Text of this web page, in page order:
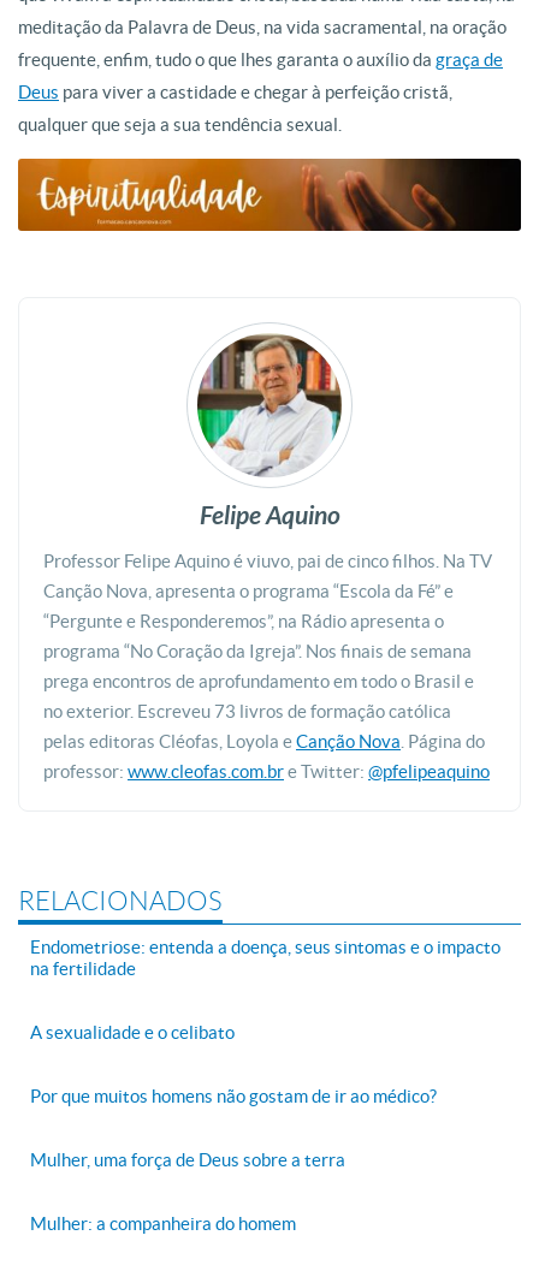
meditação da Palavra de Deus, na vida sacramental, na oração
frequente, enfim, tudo o que lhes garanta o auxílio da graça de
Deus para viver a castidade e chegar à perfeição cristã,
qualquer que seja a sua tendência sexual.
Felipe Aquino
Professor Felipe Aquino é viuvo, pai de cinco filhos. Na TV
Canção Nova, apresenta o programa “Escola da Fé” e
“Pergunte e Responderemos”, na Rádio apresenta o
programa “No Coração da Igreja”. Nos finais de semana
prega encontros de aprofundamento em todo o Brasil e
no exterior. Escreveu 73 livros de formação católica
pelas editoras Cléofas, Loyola eCanção Nova . Página do
professor: www.cleofas.com.bre Twitter: @pfelipeaquino
RELACIONADOS
Endometriose: entenda a doença, seus sintomas e o impacto
na fertilidade
A sexualidade e o celibato
Por que muitos homens não gostam de ir ao médico?
Mulher, uma força de Deus sobre a terra
Mulher: a companheira do homem